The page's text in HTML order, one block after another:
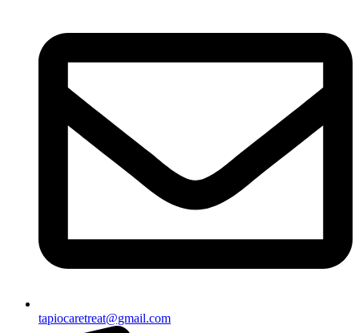
tapiocaretreat@gmail.com